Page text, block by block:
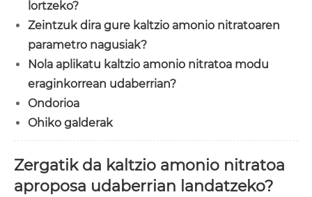
lortzeko?
Zeintzuk dira gure kaltzio amonio nitratoaren
parametro nagusiak?
Nola aplikatu kaltzio amonio nitratoa modu
eraginkorrean udaberrian?
Ondorioa
Ohiko galderak
Zergatik da kaltzio amonio nitratoa
aproposa udaberrian landatzeko?